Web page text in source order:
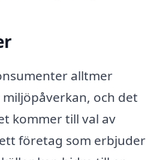
alltmer
och det
kommer till val av
företag som erbjuder